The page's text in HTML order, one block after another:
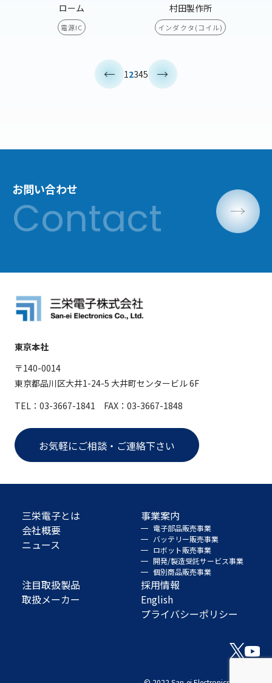
ローム
電源IC
村田製作所
インダクタ(コイル)
12345
お問い合わせ
東京本社
〒140-0014
東京都品川区大井1-24-5 大井町センタービル 6F
TEL：03-3667-1841 FAX：03-3667-1848
お気軽にご相談・ご連絡下さい
三栄電子とは
会社概要
ニュース
事業案内
電子部品販売事業
バッテリー販売事業
ロボット販売事業
開発/製造受託サービス事業
個別商品販売事業
注目取扱製品
取扱メーカー
採用情報
English
プライバシーポリシー